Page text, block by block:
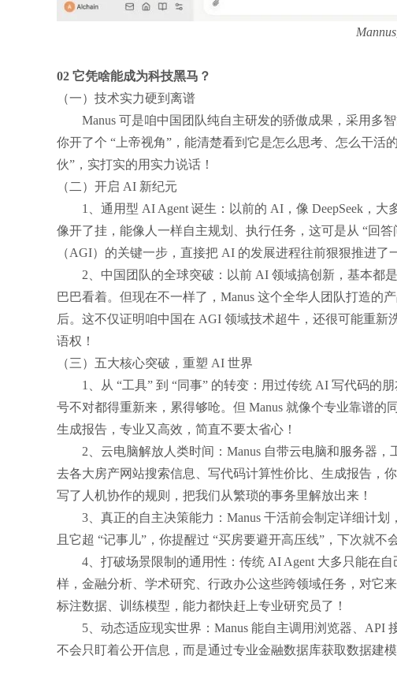
02 它凭啥能成为科技黑马？
（一）技术实力硬到离谱
Manus 可是咱中国团队纯自主研发的骄傲成果，采用多
你开了个 “上帝视角”，能清楚看到它是怎么思考、怎么干活
伙”，实打实的用实力说话！
（二）开启 AI 新纪元
1、通用型 AI Agent 诞生：以前的 AI，像 DeepSeek，
像开了挂，能像人一样自主规划、执行任务，这可是从 “回
（AGI）的关键一步，直接把 AI 的发展进程往前狠狠推进了
2、中国团队的全球突破：以前 AI 领域搞创新，基本都
巴巴看着。但现在不一样了，Manus 这个全华人团队打造的
后。这不仅证明咱中国在 AGI 领域技术超牛，还很可能重
语权！
（三）五大核心突破，重塑 AI 世界
1、从 “工具” 到 “同事” 的转变：用过传统 AI 写代码的
号不对都得重新来，累得够呛。但 Manus 就像个专业靠谱的
生成报告，专业又高效，简直不要太省心！
2、云电脑解放人类时间：Manus 自带云电脑和服务器
去各大房产网站搜索信息、写代码计算性价比、生成报告，
写了人机协作的规则，把我们从繁琐的事务里解放出来！
3、真正的自主决策能力：Manus 干活前会制定详细计
且它超 “记事儿”，你提醒过 “买房要避开高压线”，下次就不
4、打破场景限制的通用性：传统 AI Agent 大多只能在
样，金融分析、学术研究、行政办公这些跨领域任务，对它
标注数据、训练模型，能力都快赶上专业研究员了！
5、动态适应现实世界：Manus 能自主调用浏览器、API
不会只盯着公开信息，而是通过专业金融数据库获取数据建